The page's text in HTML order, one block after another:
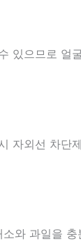
있으므로 얼
자외선 차단
와 과일을 충